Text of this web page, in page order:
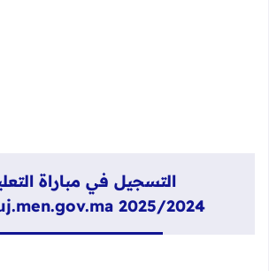
التسجيل في مباراة
2025/2024